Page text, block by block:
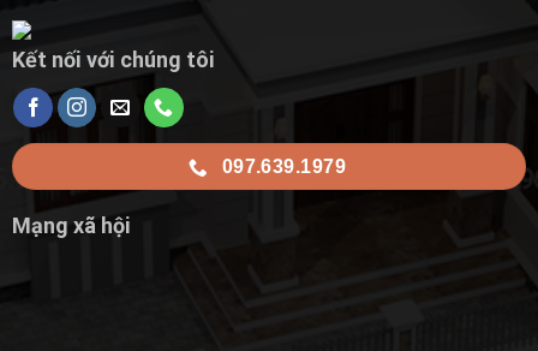
Kết nối với chúng tôi
097.639.1979
Mạng xã hội